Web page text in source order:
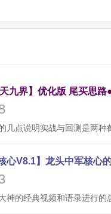
九界】优化版 尾买思